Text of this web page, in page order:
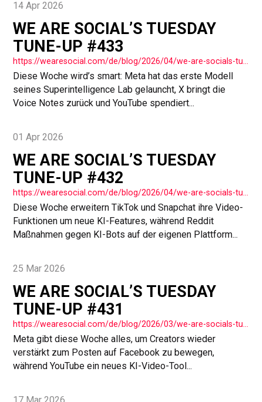
14 Apr 2026
WE ARE SOCIAL’S TUESDAY
TUNE-UP #433
https://wearesocial.com/de/blog/2026/04/we-are-socials-tuesday-tune-up-433/
Diese Woche wird’s smart: Meta hat das erste Modell
seines Superintelligence Lab gelauncht, X bringt die
Voice Notes zurück und YouTube spendiert...
01 Apr 2026
WE ARE SOCIAL’S TUESDAY
TUNE-UP #432
https://wearesocial.com/de/blog/2026/04/we-are-socials-tuesday-tune-up-432/
Diese Woche erweitern TikTok und Snapchat ihre Video-
Funktionen um neue KI-Features, während Reddit
Maßnahmen gegen KI-Bots auf der eigenen Plattform...
25 Mar 2026
WE ARE SOCIAL’S TUESDAY
TUNE-UP #431
https://wearesocial.com/de/blog/2026/03/we-are-socials-tuesday-tune-up-431/
Meta gibt diese Woche alles, um Creators wieder
verstärkt zum Posten auf Facebook zu bewegen,
während YouTube ein neues KI-Video-Tool...